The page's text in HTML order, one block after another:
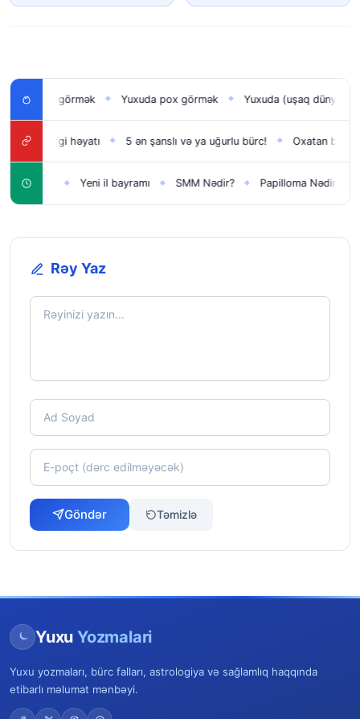
uşağı görmək ◆ Yuxuda pox görmək ◆ Yuxuda (uşaq dünyaya
sevgi həyatı ◆ 5 ən şanslı və ya uğurlu bürc! ◆ Oxatan bürcü
üçün Yeni il bayramı ◆ SMM Nədir? ◆ Papilloma Nədir?
Rəy Yaz
Göndər Təmizlə
Yuxu Yozmalari
Yuxu yozmaları, bürc falları, astrologiya və sağlamlıq haqqında
etibarlı məlumat mənbəyi.